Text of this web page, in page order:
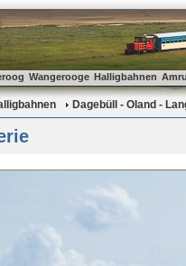
Wangerooge Halligbahnen
Dagebüll - Oland -